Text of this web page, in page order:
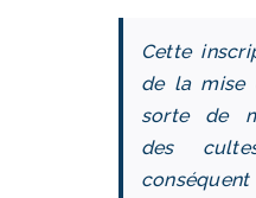
Cette
de la mise
sorte de
des